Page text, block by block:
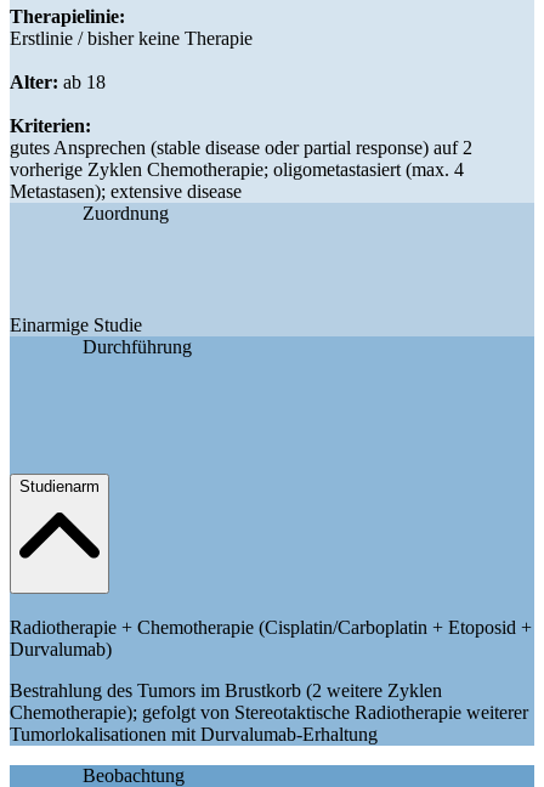
Therapielinie:
Erstlinie / bisher keine Therapie
Alter: ab 18
Kriterien:
gutes Ansprechen (stable disease oder partial response) auf 2
vorherige Zyklen Chemotherapie; oligometastasiert (max. 4
Metastasen); extensive disease
Zuordnung
Einarmige Studie
Durchführung
Studienarm
Radiotherapie + Chemotherapie (Cisplatin/Carboplatin + Etoposid +
Durvalumab)
Bestrahlung des Tumors im Brustkorb (2 weitere Zyklen
Chemotherapie); gefolgt von Stereotaktische Radiotherapie weiterer
Tumorlokalisationen mit Durvalumab-Erhaltung
Beobachtung